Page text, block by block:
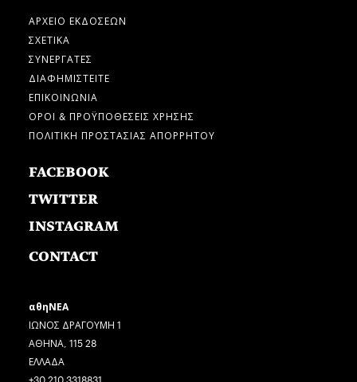
ΑΡΧΕΙΟ ΕΚΔΟΣΕΩΝ
ΣΧΕΤΙΚΑ
ΣΥΝΕΡΓΑΤΕΣ
ΔΙΑΦΗΜΙΣΤΕΙΤΕ
ΕΠΙΚΟΙΝΩΝΙΑ
ΟΡΟΙ & ΠΡΟΫΠΟΘΕΣΕΙΣ ΧΡΗΣΗΣ
ΠΟΛΙΤΙΚΗ ΠΡΟΣΤΑΣΙΑΣ ΑΠΟΡΡΗΤΟΥ
FACEBOOK
TWITTER
INSTAGRAM
CONTACT
αθηΝΕΑ
ΙΩΝΟΣ ΔΡΑΓΟΥΜΗ 1
ΑΘΗΝΑ, 115 28
ΕΛΛΑΔΑ
+30 210 3318831